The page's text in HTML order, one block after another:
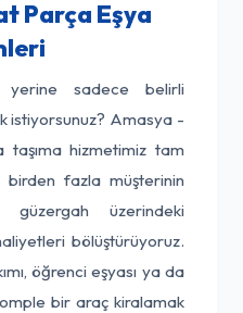
Parça Eşya
sadece belirli
istiyorsunuz? Amasya -
taşıma hizmetimiz tam
fazla müşterinin
güzergah üzerindeki
bölüştürüyoruz.
öğrenci eşyası ya da
bir araç kiralamak